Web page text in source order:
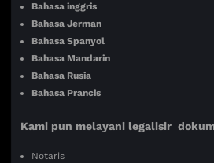
Bahasa inggris
Bahasa Jerman
Bahasa Spanyol
Bahasa Mandarin
Bahasa Rusia
Bahasa Prancis
Kami pun melayani legalisir
Notaris